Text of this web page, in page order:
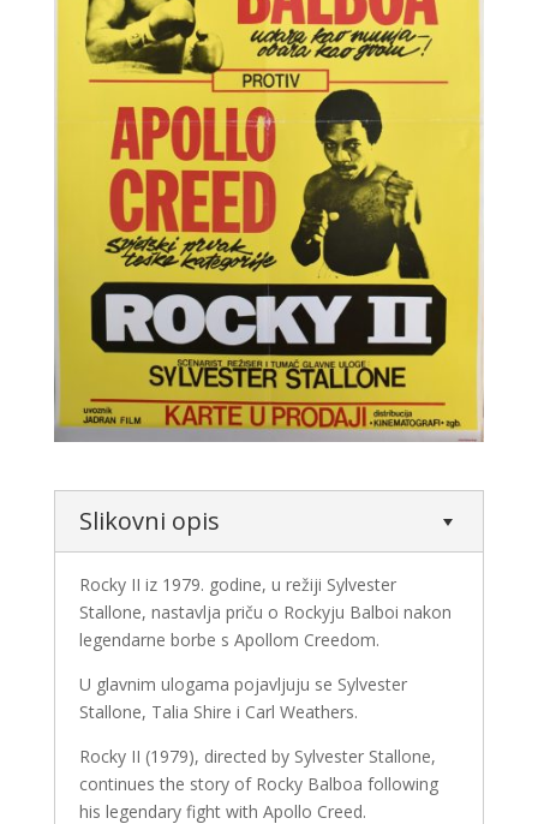
Slikovni opis
Rocky II iz 1979. godine, u režiji Sylvester
Stallone, nastavlja priču o Rockyju Balboi nakon
legendarne borbe s Apollom Creedom.
U glavnim ulogama pojavljuju se Sylvester
Stallone, Talia Shire i Carl Weathers.
Rocky II (1979), directed by Sylvester Stallone,
continues the story of Rocky Balboa following
his legendary fight with Apollo Creed.